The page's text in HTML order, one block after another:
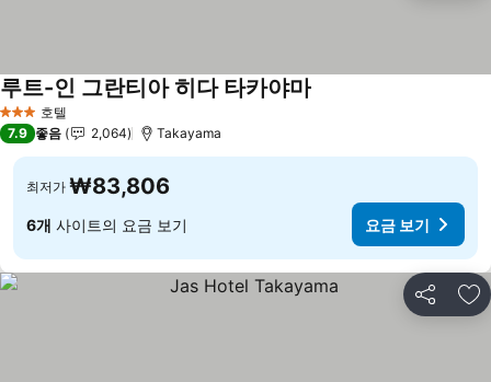
3 성급 호텔
루트-인 그란티아 히다 타카야마
7.9 좋음 2,064 Takayama
최저가 ₩83,806
6개 사이트의 요금 보기 요금 보기
공유 즐